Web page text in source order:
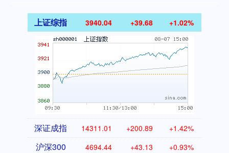
上证综指 3940.04 +39.68 +1.02%
深证成指 14311.01 +200.89 +1.42%
沪深300 4694.44 +43.13 +0.93%